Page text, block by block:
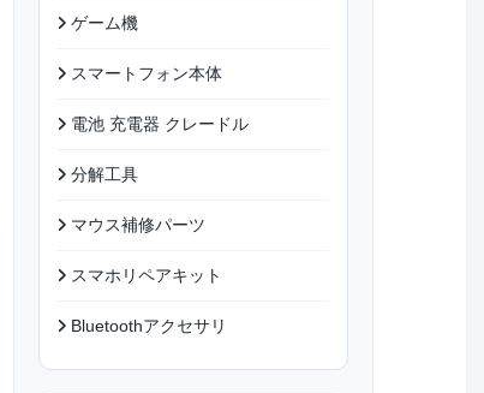
ゲーム機
スマートフォン本体
電池 充電器 クレードル
分解工具
マウス補修パーツ
スマホリペアキット
Bluetoothアクセサリ